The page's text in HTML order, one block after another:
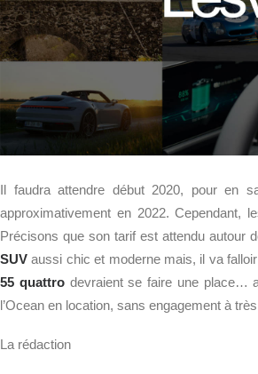
Il faudra attendre début 2020, pour en
approximativement en 2022. Cependant,
Précisons que son tarif est attendu autour
SUV aussi chic et moderne mais, il va
55 quattrodevraient se faire une place…
l’Ocean en location, sans engagement à
La rédaction